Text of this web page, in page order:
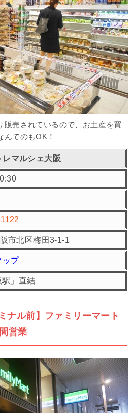
販売されているので、お土産を買
んてのもOK！
レマルシェ大阪
市北区梅田3-1-1
ップ
」直結
ナル前】ファミリーマート
営業